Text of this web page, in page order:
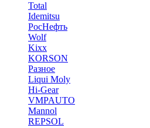
Total
Idemitsu
РосНефть
Wolf
Kixx
KORSON
Разное
Liqui Moly
Hi-Gear
VMPAUTO
Mannol
REPSOL